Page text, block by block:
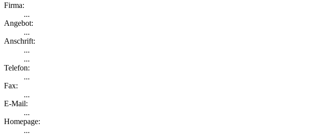
Firma:
...
Angebot:
...
Anschrift:
...
...
Telefon:
...
Fax:
...
E-Mail:
...
Homepage:
...